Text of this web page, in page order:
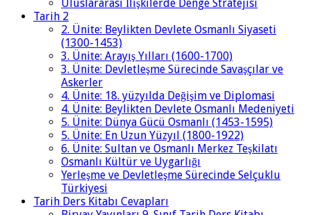
Uluslararası İlişkilerde Denge Stratejisi
Tarih 2
2. Ünite: Beylikten Devlete Osmanlı Siyaseti
(1300-1453)
3. Ünite: Arayış Yılları (1600-1700)
3. Ünite: Devletleşme Sürecinde Savaşçılar ve
Askerler
4. Ünite: 18. yüzyılda Değişim ve Diplomasi
4. Ünite: Beylikten Devlete Osmanlı Medeniyeti
5. Ünite: Dünya Gücü Osmanlı (1453-1595)
5. Ünite: En Uzun Yüzyıl (1800-1922)
6. Ünite: Sultan ve Osmanlı Merkez Teşkilatı
Osmanlı Kültür ve Uygarlığı
Yerleşme ve Devletleşme Sürecinde Selçuklu
Türkiyesi
Tarih Ders Kitabı Cevapları